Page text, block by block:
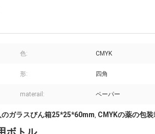
色: CMYK
形: 四角
materail: ペーパー
のガラスびん箱25*25*60mm, CMYKの薬の包装